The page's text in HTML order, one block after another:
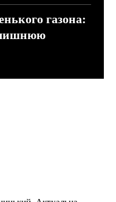
газона:
лишнюю